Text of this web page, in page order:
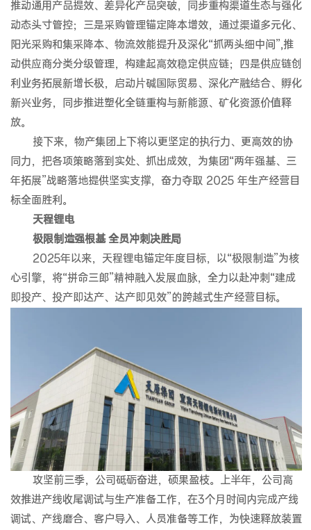
推动通用产品提效、差异化产品突破，同步重构渠道生态与强化
动态头寸管控；三是采购管理锚定降本增效，通过渠道多元化、
阳光采购和集采降本、物流效能提升及深化“抓两头细中间”,推
动供应商分类分级管理，构建起高效稳定供应链；四是供应链创
利业务拓展新增长极，启动片碱国际贸易、深化产融结合、孵化
新兴业务，同步推进塑化全链重构与新能源、矿化资源价值释
放。
接下来，物产集团上下将以更坚定的执行力、更高效的协
同力，把各项策略落到实处、抓出成效，为集团“两年强基、三
年拓展”战略落地提供坚实支撑，奋力夺取 2025 年生产经营目
标全面胜利。
天程锂电
极限制造强根基 全员冲刺决胜局
2025年以来，天程锂电锚定年度目标，以“极限制造”为核
心引擎，将“拼命三郎”精神融入发展血脉，全力以赴冲刺“建成
即投产、投产即达产、达产即见效”的跨越式生产经营目标。
攻坚前三季，公司砥砺奋进，硕果盈枝。上半年，公司高
效推进产线收尾调试与生产准备工作，在3个月时间内完成产线
调试、产线磨合、客户导入、人员准备等工作，为快速释放装置